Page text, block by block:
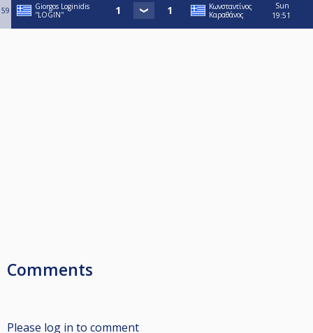
59
Giorgos Loginidis
''LOGIN''
Κωνσταντίνος
Καραθάνος
Sun
19:51
Comments
Please log in to comment